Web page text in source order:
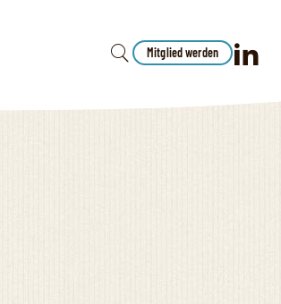
Mitglied werden